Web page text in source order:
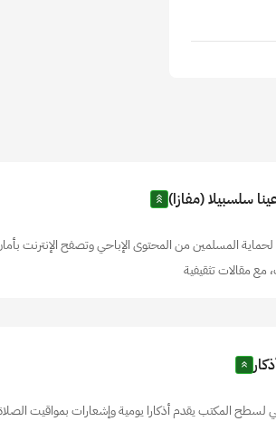
سلسبيلا (مفازا)
المسلمين من المحتوى الإباحي وتصفح الإنترنت
مقالات تثقيفية
لسطح المكتب يقدم أذكارا يومية وإشعارات بمواقيت